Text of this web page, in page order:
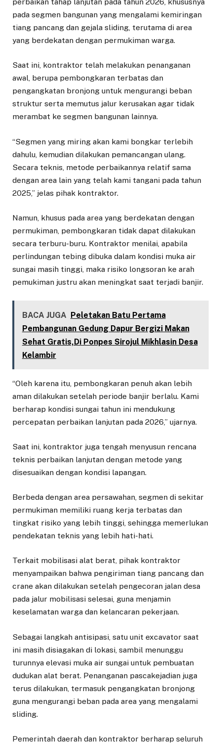
pada segmen bangunan yang mengalami kemiringan
tiang pancang dan gejala sliding, terutama di area
yang berdekatan dengan permukiman warga.
Saat ini, kontraktor telah melakukan penanganan
awal, berupa pembongkaran terbatas dan
pengangkatan bronjong untuk mengurangi beban
struktur serta memutus jalur kerusakan agar tidak
merambat ke segmen bangunan lainnya.
“Segmen yang miring akan kami bongkar terlebih
dahulu, kemudian dilakukan pemancangan ulang.
Secara teknis, metode perbaikannya relatif sama
dengan area lain yang telah kami tangani pada tahun
2025,” jelas pihak kontraktor.
Namun, khusus pada area yang berdekatan dengan
permukiman, pembongkaran tidak dapat dilakukan
secara terburu-buru. Kontraktor menilai, apabila
perlindungan tebing dibuka dalam kondisi muka air
sungai masih tinggi, maka risiko longsoran ke arah
pemukiman justru akan meningkat saat terjadi banjir.
BACA JUGA Peletakan Batu Pertama
Pembangunan Gedung Dapur Bergizi Makan
Sehat Gratis,Di Ponpes Sirojul Mikhlasin Desa
Kelambir
“Oleh karena itu, pembongkaran penuh akan lebih
aman dilakukan setelah periode banjir berlalu. Kami
berharap kondisi sungai tahun ini mendukung
percepatan perbaikan lanjutan pada 2026,” ujarnya.
Saat ini, kontraktor juga tengah menyusun rencana
teknis perbaikan lanjutan dengan metode yang
disesuaikan dengan kondisi lapangan.
Berbeda dengan area persawahan, segmen di sekitar
permukiman memiliki ruang kerja terbatas dan
tingkat risiko yang lebih tinggi, sehingga memerlukan
pendekatan teknis yang lebih hati-hati.
Terkait mobilisasi alat berat, pihak kontraktor
menyampaikan bahwa pengiriman tiang pancang dan
crane akan dilakukan setelah pengecoran jalan desa
pada jalur mobilisasi selesai, guna menjamin
keselamatan warga dan kelancaran pekerjaan.
Sebagai langkah antisipasi, satu unit excavator saat
ini masih disiagakan di lokasi, sambil menunggu
turunnya elevasi muka air sungai untuk pembuatan
dudukan alat berat. Penanganan pascakejadian juga
terus dilakukan, termasuk pengangkatan bronjong
guna mengurangi beban pada area yang mengalami
sliding.
Pemerintah daerah dan kontraktor berharap seluruh